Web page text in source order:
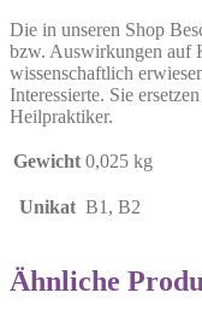
Die in unseren Shop
bzw. Auswirkungen auf
wissenschaftlich
Interessierte. Sie
Heilpraktiker.
Gewicht 0,025 kg
Unikat B1, B2
Ähnliche